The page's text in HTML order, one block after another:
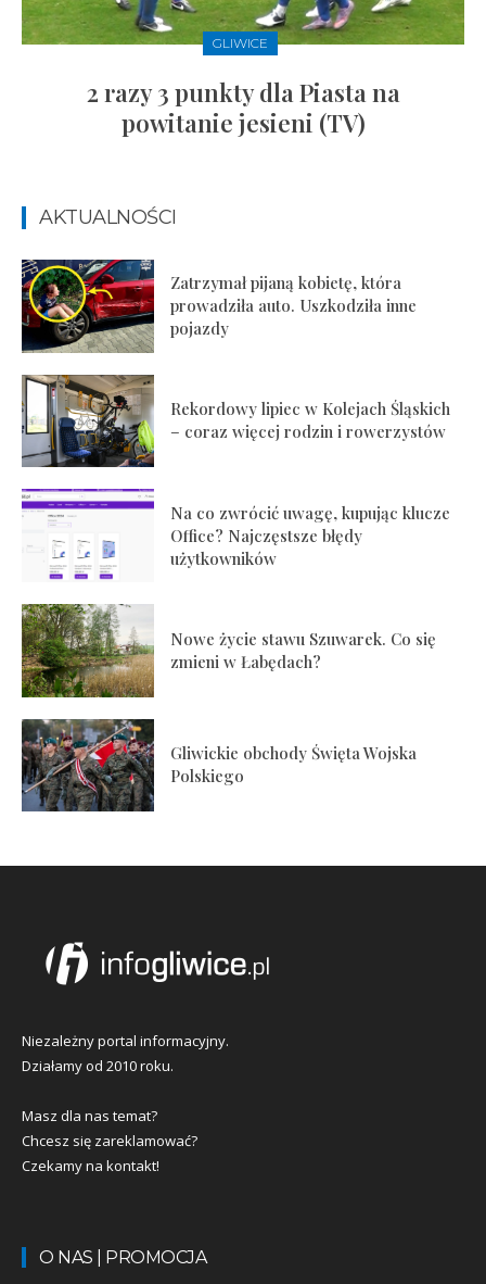
GLIWICE
2 razy 3 punkty dla Piasta na
powitanie jesieni (TV)
AKTUALNOŚCI
Zatrzymał pijaną kobietę, która
prowadziła auto. Uszkodziła inne
pojazdy
Rekordowy lipiec w Kolejach Śląskich
– coraz więcej rodzin i rowerzystów
Na co zwrócić uwagę, kupując klucze
Office? Najczęstsze błędy
użytkowników
Nowe życie stawu Szuwarek. Co się
zmieni w Łabędach?
Gliwickie obchody Święta Wojska
Polskiego
Niezależny portal informacyjny.
Działamy od 2010 roku.
Masz dla nas temat?
Chcesz się zareklamować?
Czekamy na kontakt!
O NAS | PROMOCJA